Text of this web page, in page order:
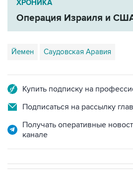
ХРОНИКА
Операция Израиля и
Йемен Саудовская Аравия
Купить подписку на
Подписаться на рассылку
Получать оперативные
канале